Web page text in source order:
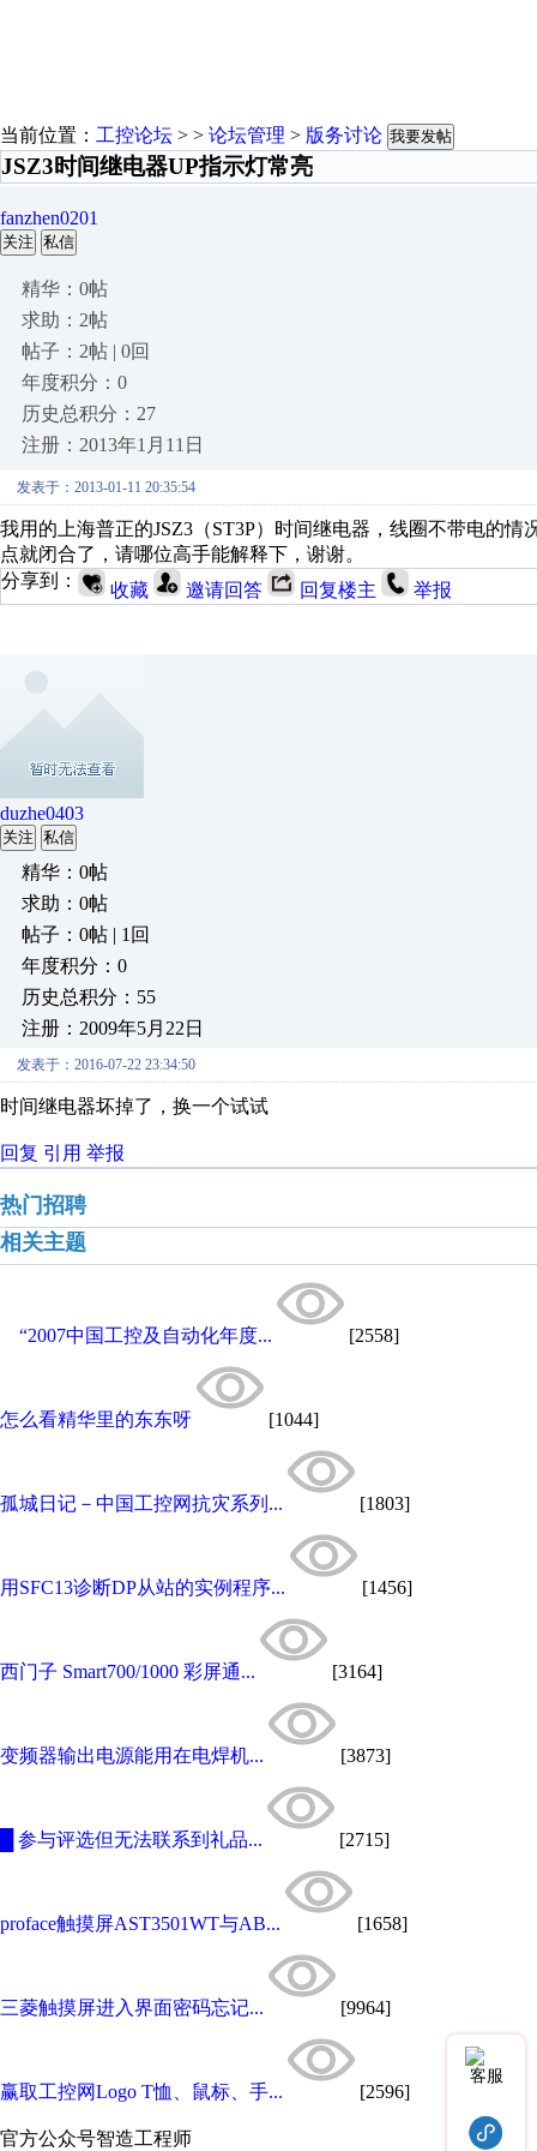
当前位置： 工控论坛 > > 论坛管理 > 版务讨论 我要发帖
JSZ3时间继电器UP指示灯常亮
fanzhen0201
关注 私信
精华：0帖
求助：2帖
帖子：2帖 | 0回
年度积分：0
历史总积分：27
注册：2013年1月11日
发表于：2013-01-11 20:35:54
我用的上海普正的JSZ3（ST3P）时间继电器，线圈不带电的
点就闭合了，请哪位高手能解释下，谢谢。
分享到：
收藏 邀请回答 回复楼主 举报
duzhe0403
关注 私信
精华：0帖
求助：0帖
帖子：0帖 | 1回
年度积分：0
历史总积分：55
注册：2009年5月22日
发表于：2016-07-22 23:34:50
时间继电器坏掉了，换一个试试
回复 引用 举报
热门招聘
相关主题
“2007中国工控及自动化年度... [2558]
怎么看精华里的东东呀 [1044]
孤城日记－中国工控网抗灾系列... [1803]
用SFC13诊断DP从站的实例程序... [1456]
西门子 Smart700/1000 彩屏通... [3164]
变频器输出电源能用在电焊机... [3873]
█ 参与评选但无法联系到礼品... [2715]
proface触摸屏AST3501WT与AB... [1658]
三菱触摸屏进入界面密码忘记... [9964]
赢取工控网Logo T恤、鼠标、手... [2596]
官方公众号智造工程师
客服